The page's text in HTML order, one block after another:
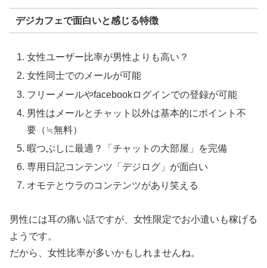
デジカフェで面白いと感じる特徴
女性ユーザー比率が男性よりも高い？
女性同士でのメールが可能
フリーメールやfacebookログインでの登録が可能
男性はメールとチャット以外は基本的にポイント不
要（≒無料）
暇つぶしに最適？「チャットの大部屋」を完備
専用日記コンテンツ「デジログ」が面白い
オモテとウラのコンテンツがあり笑える
男性には耳の痛い話ですが、女性限定でお小遣いも稼げる
ようです。
だから、女性比率が多いかもしれませんね。